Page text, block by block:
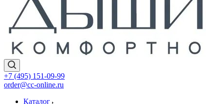
+7 (495) 151-09-99
order@cc-online.ru
Каталог